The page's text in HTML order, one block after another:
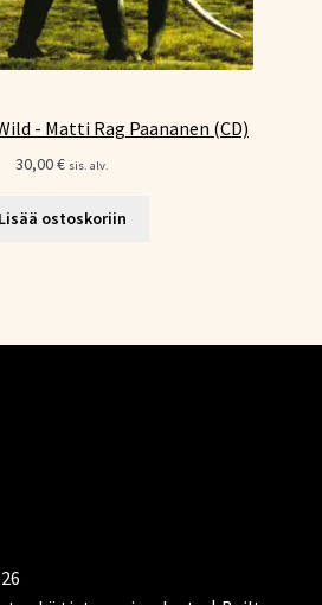
- Matti Rag Paananen (CD)
30,00€ sis. alv.
Lisää ostoskoriin